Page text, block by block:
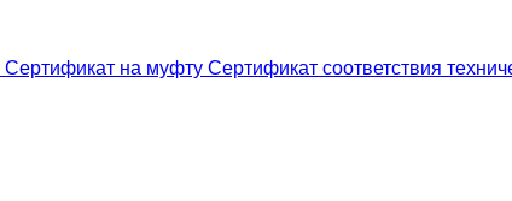
Сертификат на муфту Сертификат соответствия